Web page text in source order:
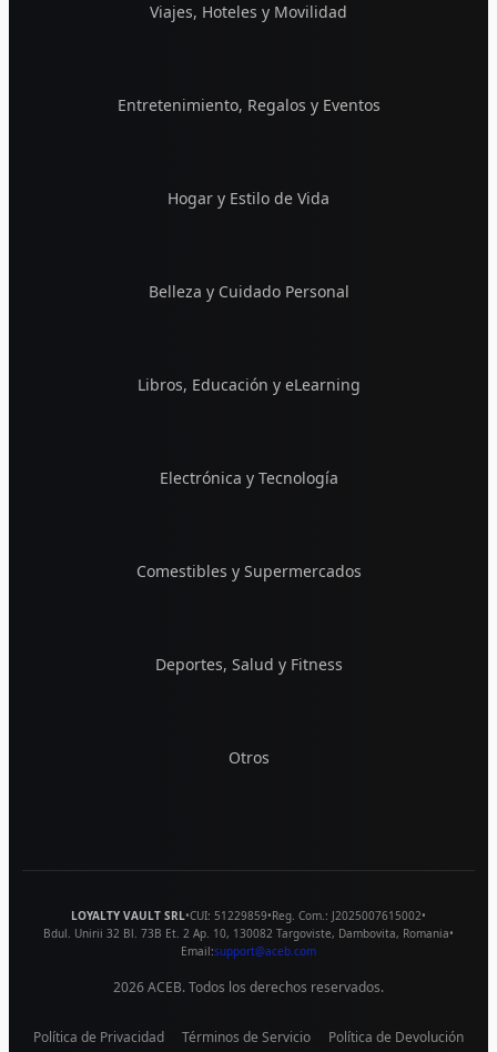
Viajes, Hoteles y Movilidad
Entretenimiento, Regalos y Eventos
Hogar y Estilo de Vida
Belleza y Cuidado Personal
Libros, Educación y eLearning
Electrónica y Tecnología
Comestibles y Supermercados
Deportes, Salud y Fitness
Otros
LOYALTY VAULT SRL•CUI: 51229859•Reg. Com.: J2025007615002•
Bdul. Unirii 32 Bl. 73B Et. 2 Ap. 10, 130082 Targoviste, Dambovita, Romania•
Email:support@aceb.com
2026ACEB. Todos los derechos reservados.
Política de Privacidad Términos de Servicio Política de Devolución